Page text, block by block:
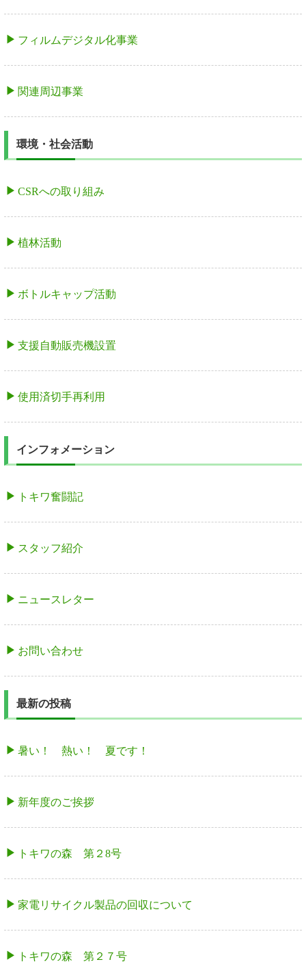
フィルムデジタル化事業
関連周辺事業
環境・社会活動
CSRへの取り組み
植林活動
ボトルキャップ活動
支援自動販売機設置
使用済切手再利用
インフォメーション
トキワ奮闘記
スタッフ紹介
ニュースレター
お問い合わせ
最新の投稿
暑い！ 熱い！ 夏です！
新年度のご挨拶
トキワの森 第２8号
家電リサイクル製品の回収について
トキワの森 第２７号